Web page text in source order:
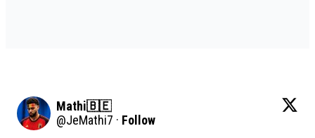
Mathi🇧🇪
@JeMathi7 · Follow